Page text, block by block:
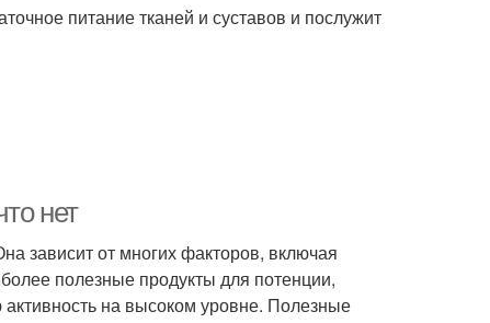
питание тканей и суставов и послужит
нет
зависит от многих факторов, включая
полезные продукты для потенции,
на высоком уровне. Полезные